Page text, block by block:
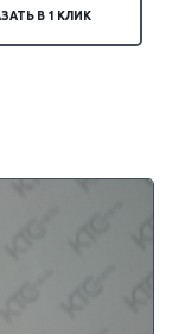
В 1 КЛИК